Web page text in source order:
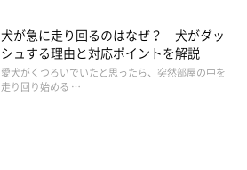
犬が急に走り回るのはなぜ？ 犬がダッ
シュする理由と対応ポイントを解説
愛犬がくつろいでいたと思ったら、突然部屋の中を
走り回り始める …